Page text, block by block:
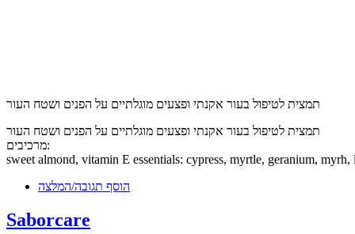
תמצית לטיפול בעור אקנתי ופצעים מוגלתיים על הפנים ושטח העור
תמצית לטיפול בעור אקנתי ופצעים מוגלתיים על הפנים ושטח העור
מרכיבים:
sweet almond, vitamin E essentials: cypress, myrtle, geranium, myrh,
הוסף תגובה/המלצה
Saborcare